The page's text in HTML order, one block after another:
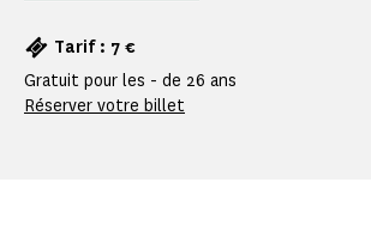
Tarif : 7 €
Gratuit pour les - de 26 ans
Réserver votre billet